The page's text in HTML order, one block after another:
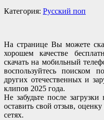
Категория: Русский поп
На странице Вы можете
хорошем качестве
скачать на мобильный
воспользуйтесь поиском
других отечественных и
клипов 2025 года.
Не забудьте после
оставить свой отзыв,
сетях.